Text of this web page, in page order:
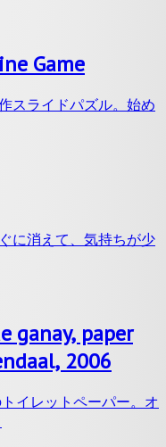
Game
スライドパズル。始め
に消えて、気持ちが少
ganay, paper
2006
イレットペーパー。オ